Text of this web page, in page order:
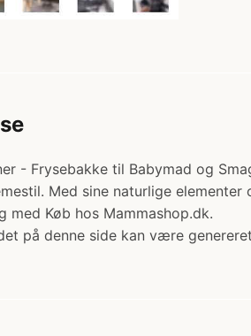
- Frysebakke til Babymad og
Med sine naturlige
med Køb hos Mammashop.dk.
på denne side kan være